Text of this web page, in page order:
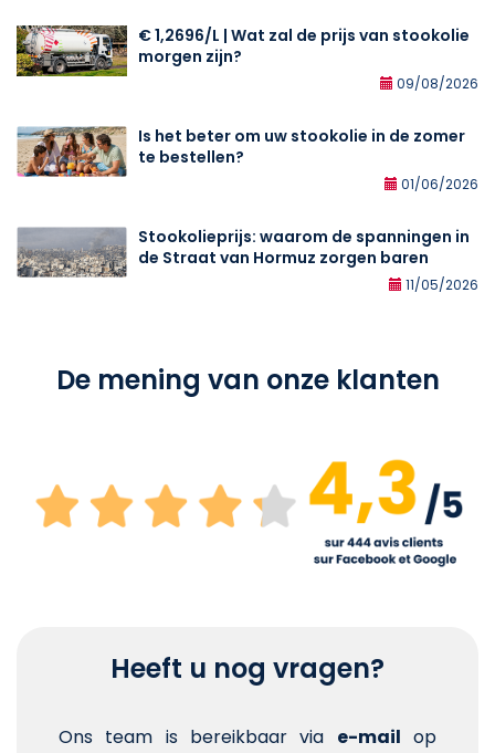
€ 1,2696/L | Wat zal de prijs van stookolie
morgen zijn?
09/08/2026
Is het beter om uw stookolie in de zomer
te bestellen?
01/06/2026
Stookolieprijs: waarom de spanningen in
de Straat van Hormuz zorgen baren
11/05/2026
De mening van onze klanten
Heeft u nog vragen?
Ons team is bereikbaar via e-mail op